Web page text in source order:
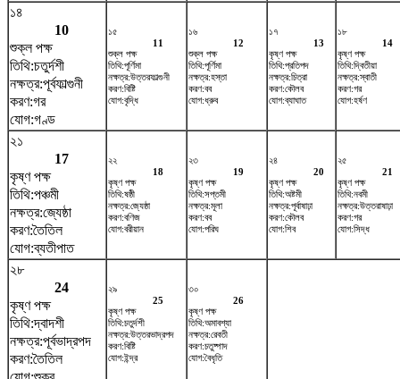
১৪
10
শুক্ল পক্ষ
তিথি:চতুর্দশী
নক্ষত্র:পূর্বফাল্গুনী
করণ:গর
যোগ:গণ্ড
১৫
11
শুক্ল পক্ষ
তিথি:পূর্ণিমা
নক্ষত্র:উত্তরফাল্গুনী
করণ:বিষ্টি
যোগ:বৃদ্ধি
১৬
12
শুক্ল পক্ষ
তিথি:পূর্ণিমা
নক্ষত্র:হস্তা
করণ:বব
যোগ:ধ্রুব
১৭
13
কৃষ্ণ পক্ষ
তিথি:প্রতিপদ
নক্ষত্র:চিত্রা
করণ:কৌলব
যোগ:ব্যাঘাত
১৮
14
কৃষ্ণ পক্ষ
তিথি:দ্বিতীয়া
নক্ষত্র:স্বাতী
করণ:গর
যোগ:হর্ষণ
২১
17
কৃষ্ণ পক্ষ
তিথি:পঞ্চমী
নক্ষত্র:জ্যেষ্ঠা
করণ:তৈতিল
যোগ:ব্যতীপাত
২২
18
কৃষ্ণ পক্ষ
তিথি:ষষ্ঠী
নক্ষত্র:জ্যেষ্ঠা
করণ:বণিজ
যোগ:বরীয়ান
২৩
19
কৃষ্ণ পক্ষ
তিথি:সপ্তমী
নক্ষত্র:মূলা
করণ:বব
যোগ:পরিঘ
২৪
20
কৃষ্ণ পক্ষ
তিথি:অষ্টমী
নক্ষত্র:পূর্বাষাঢ়া
করণ:কৌলব
যোগ:শিব
২৫
21
কৃষ্ণ পক্ষ
তিথি:নবমী
নক্ষত্র:উত্তরাষাঢ়া
করণ:গর
যোগ:সিদ্ধ
২৮
24
কৃষ্ণ পক্ষ
তিথি:দ্বাদশী
নক্ষত্র:পূর্বভাদ্রপদ
করণ:তৈতিল
২৯
25
কৃষ্ণ পক্ষ
তিথি:চতুর্দশী
নক্ষত্র:উত্তরভাদ্রপদ
করণ:বিষ্টি
যোগ:ইন্দ্র
৩০
26
কৃষ্ণ পক্ষ
তিথি:অমাবশ্যা
নক্ষত্র:রেবতী
করণ:চতুষ্পাদ
যোগ:বৈধৃতি